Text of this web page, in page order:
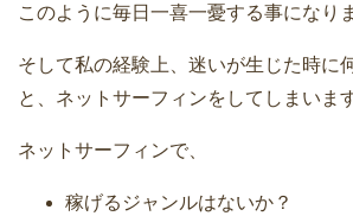
このように毎日一喜一憂する事になり
そして私の経験上、迷いが生じた時に
と、ネットサーフィンをしてしまいます
ネットサーフィンで、
稼げるジャンルはないか？